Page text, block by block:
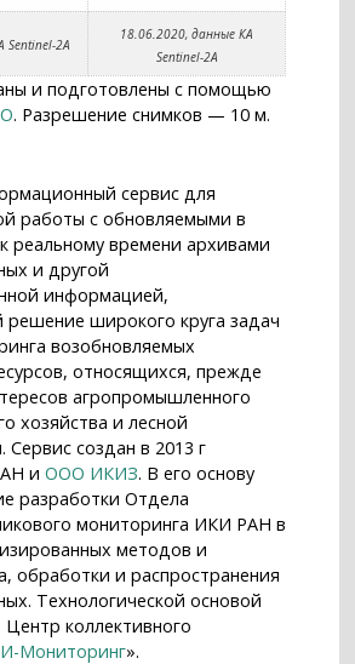
Sentinel-2A
18.06.2020, данные КА
Sentinel-2A
и подготовлены c помощью
. Разрешение снимков — 10 м.
сервис для
работы с обновляемыми в
реальному времени архивами
и другой
информацией,
широкого круга задач
возобновляемых
относящихся, прежде
агропромышленного
хозяйства и лесной
создан в 2013 г
иООО ИКИЗ. В его основу
разработки Отдела
мониторинга ИКИ РАН в
методов и
обработки и распространения
Технологической основой
Центр коллективного
Мониторинг».